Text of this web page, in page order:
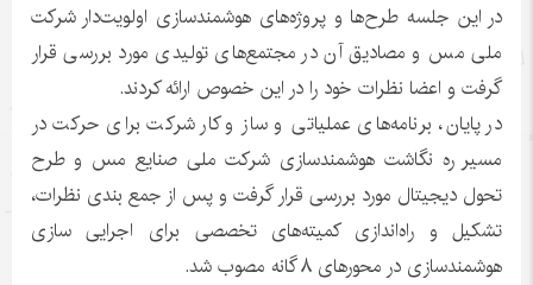
در این جلسه طرح‌ها و پروژه‌های هوشمندسازی اولویت‌دار شرکت
ملی مس و مصادیق آن در مجتمع‌های تولیدی مورد بررسی قرار
گرفت و اعضا نظرات خود را در این خصوص ارائه کردند.
در پایان، برنامه‌های عملیاتی و ساز و کار شرکت برای حرکت در
مسیر ره نگاشت هوشمندسازی شرکت ملی صنایع مس و طرح
تحول دیجیتال مورد بررسی قرار گرفت و پس از جمع بندی نظرات،
تشکیل و راه‌اندازی کمیته‌های تخصصی برای اجرایی سازی
هوشمندسازی در محورهای ۸ گانه مصوب شد.